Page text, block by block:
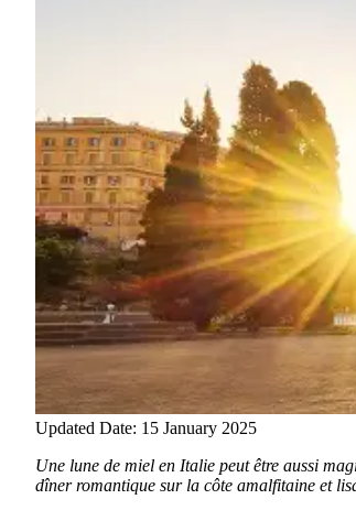
Updated Date: 15 January 2025
Une lune de miel en Italie peut être aussi
dîner romantique sur la côte amalfitaine et